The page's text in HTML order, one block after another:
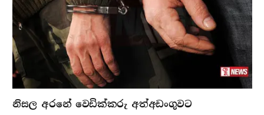
නිසල අරනේ වෙඩික්කරු අත්අඩංගුවට